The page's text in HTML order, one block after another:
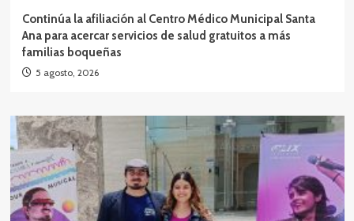
Continúa la afiliación al Centro Médico Municipal Santa
Ana para acercar servicios de salud gratuitos a más
familias boqueñas
5 agosto, 2026